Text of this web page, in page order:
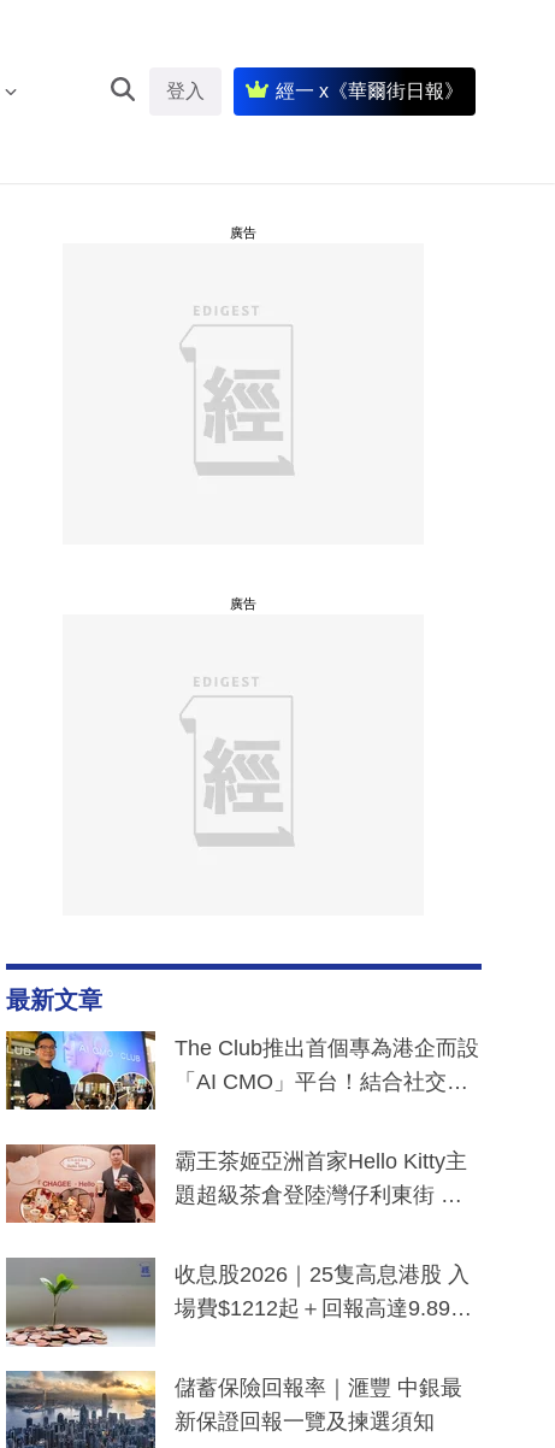
登入 經一 x《華爾街日報》
廣告
廣告
最新文章
The Club推出首個專為港企而設
「AI CMO」平台！結合社交聆
分鐘生成「貼地」宣傳短片
霸王茶姬亞洲首家Hello Kitty主
題超級茶倉登陸灣仔利東街 推
y及香港限定特調系列
收息股2026｜25隻高息港股 入
場費$1212起＋回報高達9.89
儲蓄保險回報率｜滙豐 中銀最
新保證回報一覽及揀選須知